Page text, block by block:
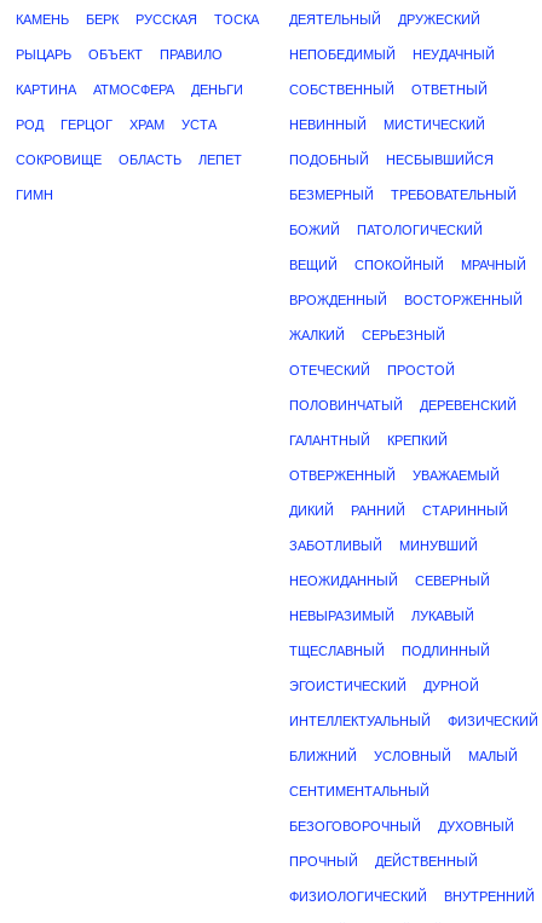
КАМЕНЬ БЕРК РУССКАЯ ТОСКА
РЫЦАРЬ ОБЪЕКТ ПРАВИЛО
КАРТИНА АТМОСФЕРА ДЕНЬГИ
РОД ГЕРЦОГ ХРАМ УСТА
СОКРОВИЩЕ ОБЛАСТЬ ЛЕПЕТ
ГИМН
ДЕЯТЕЛЬНЫЙ ДРУЖЕСКИЙ
НЕПОБЕДИМЫЙ НЕУДАЧНЫЙ
СОБСТВЕННЫЙ ОТВЕТНЫЙ
НЕВИННЫЙ МИСТИЧЕСКИЙ
ПОДОБНЫЙ НЕСБЫВШИЙСЯ
БЕЗМЕРНЫЙ ТРЕБОВАТЕЛЬНЫЙ
БОЖИЙ ПАТОЛОГИЧЕСКИЙ
ВЕЩИЙ СПОКОЙНЫЙ МРАЧНЫЙ
ВРОЖДЕННЫЙ ВОСТОРЖЕННЫЙ
ЖАЛКИЙ СЕРЬЕЗНЫЙ
ОТЕЧЕСКИЙ ПРОСТОЙ
ПОЛОВИНЧАТЫЙ ДЕРЕВЕНСКИЙ
ГАЛАНТНЫЙ КРЕПКИЙ
ОТВЕРЖЕННЫЙ УВАЖАЕМЫЙ
ДИКИЙ РАННИЙ СТАРИННЫЙ
ЗАБОТЛИВЫЙ МИНУВШИЙ
НЕОЖИДАННЫЙ СЕВЕРНЫЙ
НЕВЫРАЗИМЫЙ ЛУКАВЫЙ
ТЩЕСЛАВНЫЙ ПОДЛИННЫЙ
ЭГОИСТИЧЕСКИЙ ДУРНОЙ
ИНТЕЛЛЕКТУАЛЬНЫЙ ФИЗИЧЕСКИЙ
БЛИЖНИЙ УСЛОВНЫЙ МАЛЫЙ
СЕНТИМЕНТАЛЬНЫЙ
БЕЗОГОВОРОЧНЫЙ ДУХОВНЫЙ
ПРОЧНЫЙ ДЕЙСТВЕННЫЙ
ФИЗИОЛОГИЧЕСКИЙ ВНУТРЕННИЙ